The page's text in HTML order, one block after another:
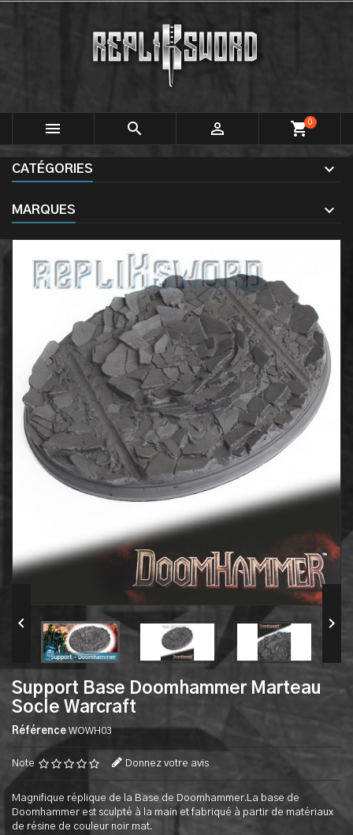
   shopping_cart0
CATÉGORIES
MARQUES
 
Support Base Doomhammer Marteau
Socle Warcraft
Référence WOWH03
Note Donnez votre avis
Magnifique réplique de la Base de Doomhammer.La base de
Doomhammer est sculpté à la main et fabriqué à partir de matériaux
de résine de couleur noir mat.